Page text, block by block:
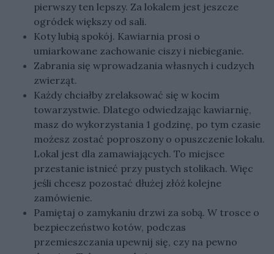
pierwszy ten lepszy. Za lokalem jest jeszcze
ogródek większy od sali.
Koty lubią spokój. Kawiarnia prosi o
umiarkowane zachowanie ciszy i niebieganie.
Zabrania się wprowadzania własnych i cudzych
zwierząt.
Każdy chciałby zrelaksować się w kocim
towarzystwie. Dlatego odwiedzając kawiarnię,
masz do wykorzystania 1 godzinę, po tym czasie
możesz zostać poproszony o opuszczenie lokalu.
Lokal jest dla zamawiających. To miejsce
przestanie istnieć przy pustych stolikach. Więc
jeśli chcesz pozostać dłużej złóż kolejne
zamówienie.
Pamiętaj o zamykaniu drzwi za sobą. W trosce o
bezpieczeństwo kotów, podczas
przemieszczania upewnij się, czy na pewno